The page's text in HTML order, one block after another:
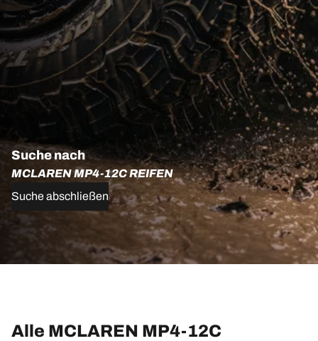
Suche nach
MCLAREN MP4-12C REIFEN
Suche abschließen
Alle MCLAREN MP4-12C